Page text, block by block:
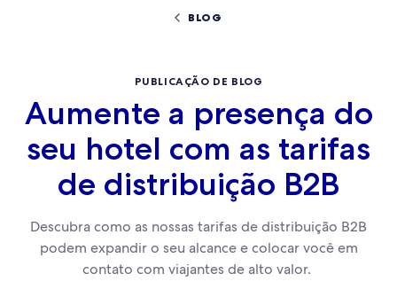
BLOG
PUBLICAÇÃO DE BLOG
Aumente a presença do
seu hotel com as tarifas
de distribuição B2B
Descubra como as nossas tarifas de distribuição B2B
podem expandir o seu alcance e colocar você em
contato com viajantes de alto valor.